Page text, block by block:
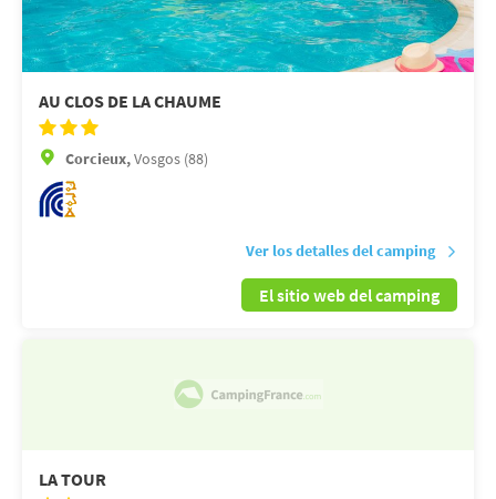
AU CLOS DE LA CHAUME
Corcieux,Vosgos (88)
Ver los detalles del camping
El sitio web del camping
LA TOUR